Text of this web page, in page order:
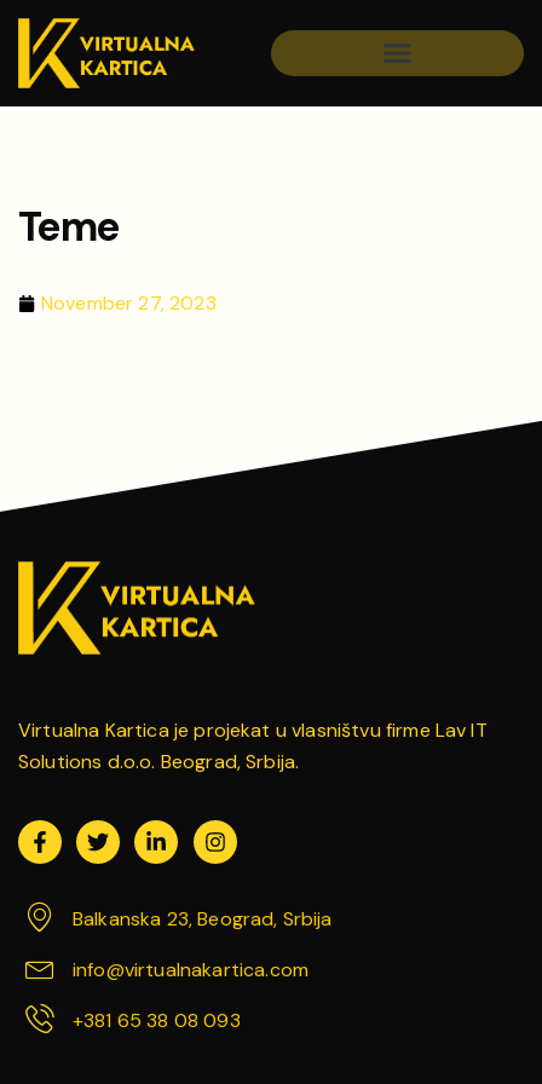
Teme
November 27, 2023
Virtualna Kartica je projekat u vlasništvu firme Lav IT
Solutions d.o.o. Beograd, Srbija.
Balkanska 23, Beograd, Srbija
info@virtualnakartica.com
+381 65 38 08 093